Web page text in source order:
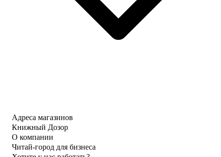
Адреса магазинов
Книжный Дозор
О компании
Читай-город для бизнеса